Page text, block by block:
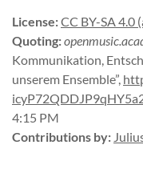
License:CC BY-SA 4.0
Quoting:
Kommunikation,
unserem Ensemble”,
4:15 PM
Contributions by: